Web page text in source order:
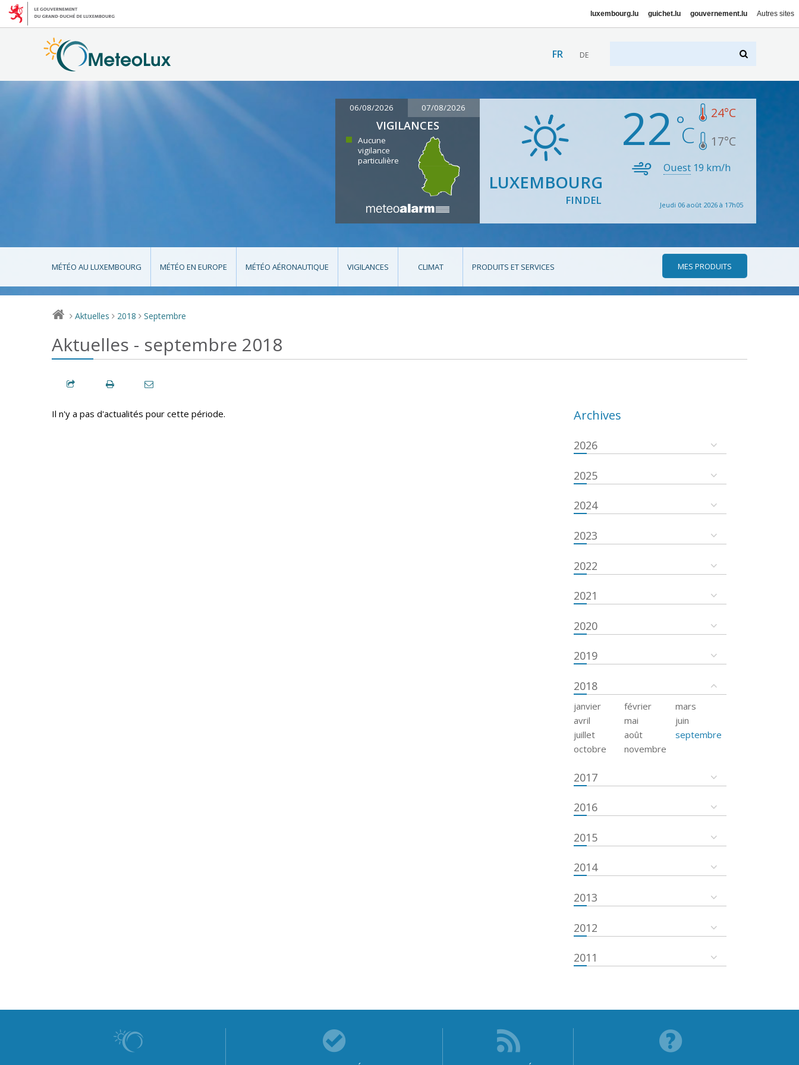
luxembourg.lu guichet.lu gouvernement.lu Autres sites
FR DE
06/08/2026 07/08/2026
VIGILANCES
Aucune
vigilance
particulière
LUXEMBOURG
FINDEL
22 24°C
17°C
Ouest 19 km/h
Jeudi 06 août 2026 à 17h05
MÉTÉO AU LUXEMBOURG MÉTÉO EN EUROPE MÉTÉO AÉRONAUTIQUE VIGILANCES CLIMAT PRODUITS ET SERVICES MES PRODUITS
> Aktuelles > 2018 > Septembre
Aktuelles - septembre 2018
Il n'y a pas d'actualités pour cette période. Archives
2026
2025
2024
2023
2022
2021
2020
2019
2018
janvier février
mars
avril
mai
juin
juillet
août
septembre
octobre
novembre
2017
2016
2015
2014
2013
2012
2011